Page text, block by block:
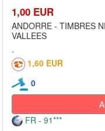
1,00 EUR
ANDORRE - TIMBRES
VALLEES
1,60 EUR
0
FR - 91***